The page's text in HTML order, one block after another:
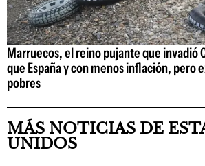
Marruecos, el reino pujante que invadió
que España y con menos inflación, pero
pobres
MÁS NOTICIAS DE
UNIDOS